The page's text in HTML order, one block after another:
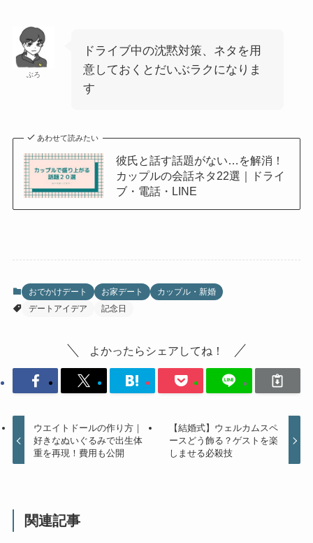
ぶろ
ドライブ中の沈黙対策、ネタを用
意しておくとだいぶラクになりま
す
あわせて読みたい
彼氏と話す話題がない…を解消！
カップルの会話ネタ22選｜ドライ
ブ・電話・LINE
おでかけデート お家デート
カップル・新婚
デートアイデア
記念日
よかったらシェアしてね！
ウエイトドールの作り方｜
好きなぬいぐるみで出生体
重を再現！費用も公開
【結婚式】ウェルカムスペ
ースどう飾る？ゲストを楽
しませる必殺技
関連記事